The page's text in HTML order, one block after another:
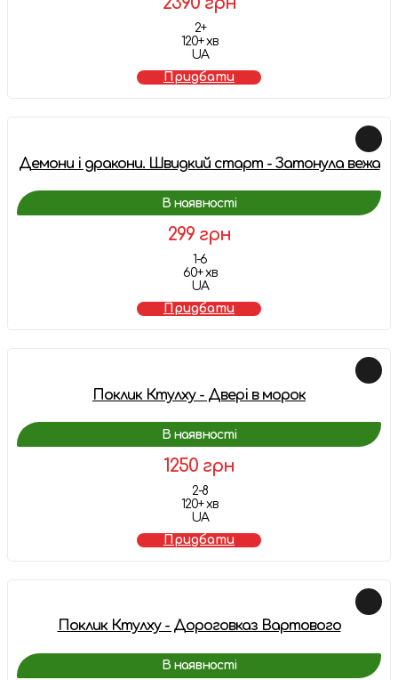
2+
120+ хв
UA
Придбати
Демони і дракони. Швидкий старт - Затонула вежа
В наявності
299 грн
1-6
60+ хв
UA
Придбати
Поклик Ктулху - Двері в морок
В наявності
1250 грн
2-8
120+ хв
UA
Придбати
Поклик Ктулху - Дороговказ Вартового
В наявності